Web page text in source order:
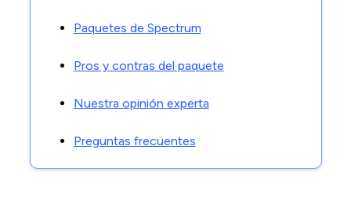
Paquetes de Spectrum
Pros y contras del paquete
Nuestra opinión experta
Preguntas frecuentes